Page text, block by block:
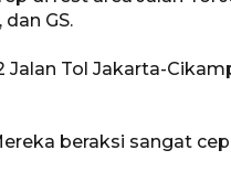
GS.
Jalan Tol Jakarta-
beraksi sangat